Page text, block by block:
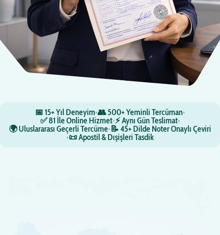
📅 15+ Yıl Deneyim•👥 500+ Yeminli Tercüman•
✅ 81 İle Online Hizmet•⚡ Aynı Gün Teslimat•
🌍 Uluslararası Geçerli Tercüme•📝 45+ Dilde Noter Onaylı Çeviri
•📜 Apostil & Dışişleri Tasdik